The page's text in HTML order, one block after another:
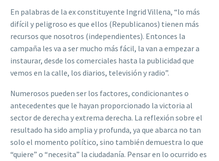
En palabras de la ex constituyente Ingrid Villena, “lo más
difícil y peligroso es que ellos (Republicanos) tienen más
recursos que nosotros (independientes). Entonces la
campaña les va a ser mucho más fácil, la van a empezar a
instaurar, desde los comerciales hasta la publicidad que
vemos en la calle, los diarios, televisión y radio”.
Numerosos pueden ser los factores, condicionantes o
antecedentes que le hayan proporcionado la victoria al
sector de derecha y extrema derecha. La reflexión sobre el
resultado ha sido amplia y profunda, ya que abarca no tan
solo el momento político, sino también demuestra lo que
“quiere” o “necesita” la ciudadanía. Pensar en lo ocurrido es